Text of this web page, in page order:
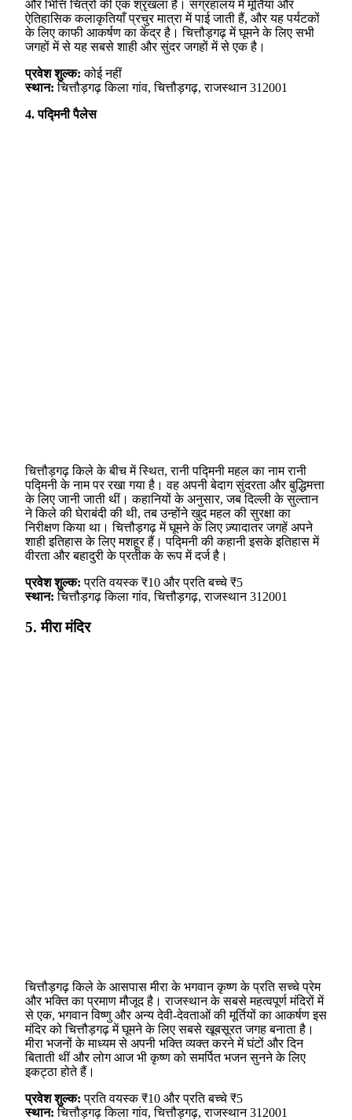
और भित्ति चित्रों की एक श्रृंखला है। संग्रहालय में मूर्तियां और
ऐतिहासिक कलाकृतियाँ प्रचुर मात्रा में पाई जाती हैं, और यह पर्यटकों
के लिए काफी आकर्षण का केंद्र है। चित्तौड़गढ़ में घूमने के लिए सभी
जगहों में से यह सबसे शाही और सुंदर जगहों में से एक है।
प्रवेश शुल्क: कोई नहीं
स्थान: चित्तौड़गढ़ किला गांव, चित्तौड़गढ़, राजस्थान 312001
4. पद्मिनी पैलेस
चित्तौड़गढ़ किले के बीच में स्थित, रानी पद्मिनी महल का नाम रानी
पद्मिनी के नाम पर रखा गया है। वह अपनी बेदाग सुंदरता और बुद्धिमत्ता
के लिए जानी जाती थीं। कहानियों के अनुसार, जब दिल्ली के सुल्तान
ने किले की घेराबंदी की थी, तब उन्होंने खुद महल की सुरक्षा का
निरीक्षण किया था। चित्तौड़गढ़ में घूमने के लिए ज़्यादातर जगहें अपने
शाही इतिहास के लिए मशहूर हैं। पद्मिनी की कहानी इसके इतिहास में
वीरता और बहादुरी के प्रतीक के रूप में दर्ज है।
प्रवेश शुल्क: प्रति वयस्क ₹10 और प्रति बच्चे ₹5
स्थान: चित्तौड़गढ़ किला गांव, चित्तौड़गढ़, राजस्थान 312001
5. मीरा मंदिर
चित्तौड़गढ़ किले के आसपास मीरा के भगवान कृष्ण के प्रति सच्चे प्रेम
और भक्ति का प्रमाण मौजूद है। राजस्थान के सबसे महत्वपूर्ण मंदिरों में
से एक, भगवान विष्णु और अन्य देवी-देवताओं की मूर्तियों का आकर्षण इस
मंदिर को चित्तौड़गढ़ में घूमने के लिए सबसे खूबसूरत जगह बनाता है।
मीरा भजनों के माध्यम से अपनी भक्ति व्यक्त करने में घंटों और दिन
बिताती थीं और लोग आज भी कृष्ण को समर्पित भजन सुनने के लिए
इकट्ठा होते हैं।
प्रवेश शुल्क: प्रति वयस्क ₹10 और प्रति बच्चे ₹5
स्थान: चित्तौड़गढ़ किला गांव, चित्तौड़गढ़, राजस्थान 312001